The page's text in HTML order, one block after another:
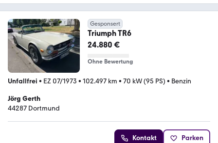
Gesponsert
Triumph TR6
24.880 €
Ohne Bewertung
Unfallfrei • EZ 07/1973 • 102.497 km • 70 kW (95 PS) • Benzin
Jörg Gerth
44287 Dortmund
Kontakt Parken